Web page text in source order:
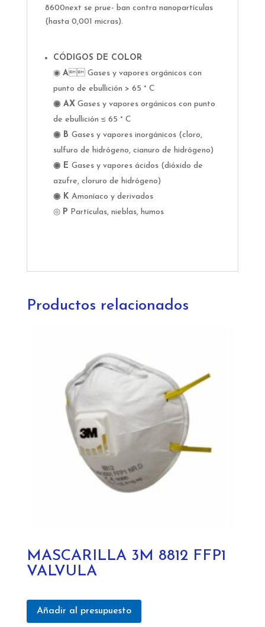
8600next se prue- ban contra nanopartículas
(hasta 0,001 micras).
CÓDIGOS DE COLOR
◉ A Gases y vapores orgánicos con
punto de ebullición > 65 ° C
◉ AXGases y vapores orgánicos con punto
de ebullición ≤ 65 ° C
◉ B Gases y vapores inorgánicos (cloro,
sulfuro de hidrógeno, cianuro de hidrógeno)
◉ E Gases y vapores ácidos (dióxido de
azufre, cloruro de hidrógeno)
◉ K Amoníaco y derivados
◎ P Partículas, nieblas, humos
Productos relacionados
MASCARILLA 3M 8812 FFP1
VALVULA
Añadir al presupuesto